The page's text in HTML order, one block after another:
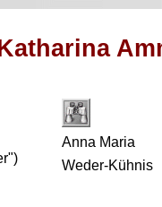
Anna Maria
Weder-Kühnis